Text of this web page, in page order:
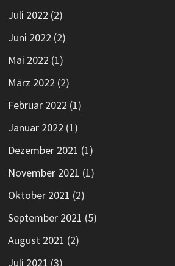
Juli 2022 (2)
Juni 2022 (2)
Mai 2022 (1)
März 2022 (2)
Februar 2022 (1)
Januar 2022 (1)
Dezember 2021 (1)
November 2021 (1)
Oktober 2021 (2)
September 2021 (5)
August 2021 (2)
Juli 2021 (3)